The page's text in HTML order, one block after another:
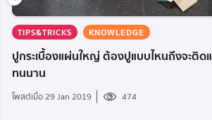
TIPS&TRICKS KNOWLEDGE
ปูกระเบื้องแผ่นใหญ่ ต้องปูแบบไหนถึงจะติด
ทนนาน
โพสต์เมื่อ 29 Jan 2019 474